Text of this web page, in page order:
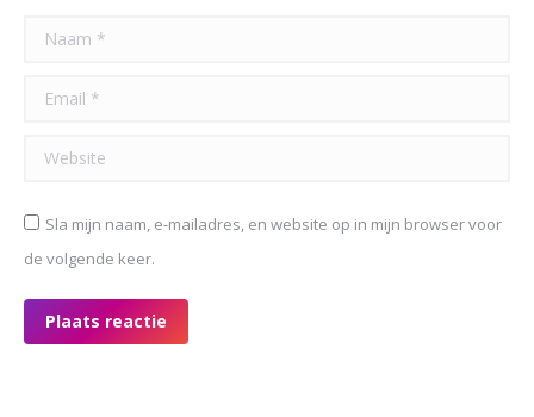
Naam *
Email *
Website
Sla mijn naam, e-mailadres, en website op in mijn browser voor
de volgende keer.
Plaats reactie